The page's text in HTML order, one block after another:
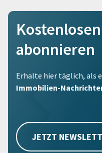
abonnieren
Erhalte hier täglich, als
Immobilien-
JETZT